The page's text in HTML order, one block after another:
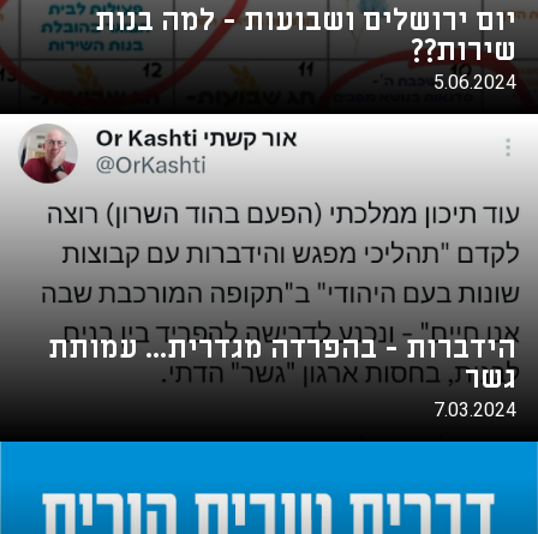
יום ירושלים ושבועות - למה בנות
שירות??
5.06.2024
הידברות - בהפרדה מגדרית... עמותת
גשר
7.03.2024